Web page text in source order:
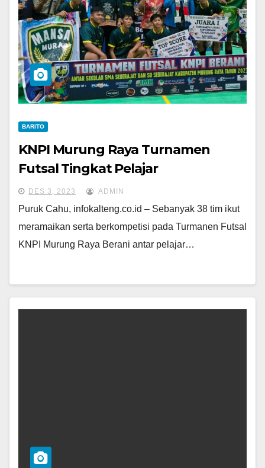
BARITO
KNPI Murung Raya Turnamen
Futsal Tingkat Pelajar
DES 3, 2023 ADMIN
Puruk Cahu, infokalteng.co.id – Sebanyak 38 tim ikut
meramaikan serta berkompetisi pada Turmanen Futsal
KNPI Murung Raya Berani antar pelajar…